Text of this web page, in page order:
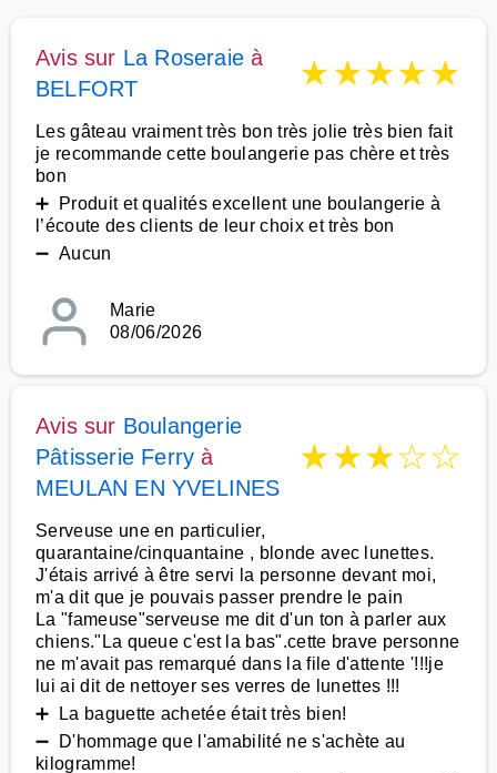
Avis sur La Roseraie à
BELFORT
★★★★★
Les gâteau vraiment très bon très jolie très bien fait
je recommande cette boulangerie pas chère et très
bon
➕ Produit et qualités excellent une boulangerie à
l’écoute des clients de leur choix et très bon
➖ Aucun
Marie
08/06/2026
Avis sur Boulangerie
Pâtisserie Ferry à
MEULAN EN YVELINES
★★★☆☆
Serveuse une en particulier,
quarantaine/cinquantaine , blonde avec lunettes.
J'étais arrivé à être servi la personne devant moi,
m'a dit que je pouvais passer prendre le pain
La "fameuse"serveuse me dit d'un ton à parler aux
chiens."La queue c'est la bas".cette brave personne
ne m'avait pas remarqué dans la file d'attente '!!!je
lui ai dit de nettoyer ses verres de lunettes !!!
➕ La baguette achetée était très bien!
➖ D'hommage que l'amabilité ne s'achète au
kilogramme!